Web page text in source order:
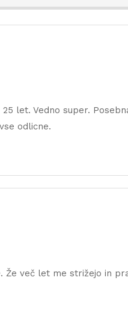
let. Vedno super.
odlicne.
Že več let me strižejo in